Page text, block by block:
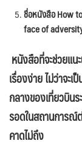
ชื่อหนังสือHow
face of
หนังสือที่จะช่วยแ
เรื่องง่าย ไม่ว่าจะ
กลางของเที่ยวบิน
รอดในสถานการณ์
คาดไม่ถึง